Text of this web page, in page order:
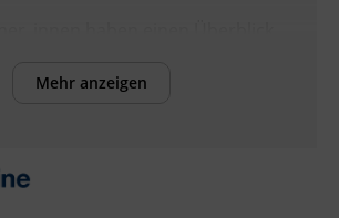
Programme es gibt und was von
psychosozialen Beratung und
einschätzen.
Mehr anzeigen